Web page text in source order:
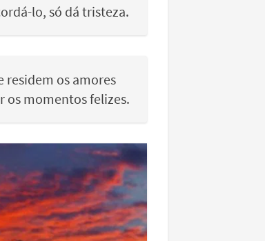
lo, só dá tristeza.
residem os amores
os momentos felizes.